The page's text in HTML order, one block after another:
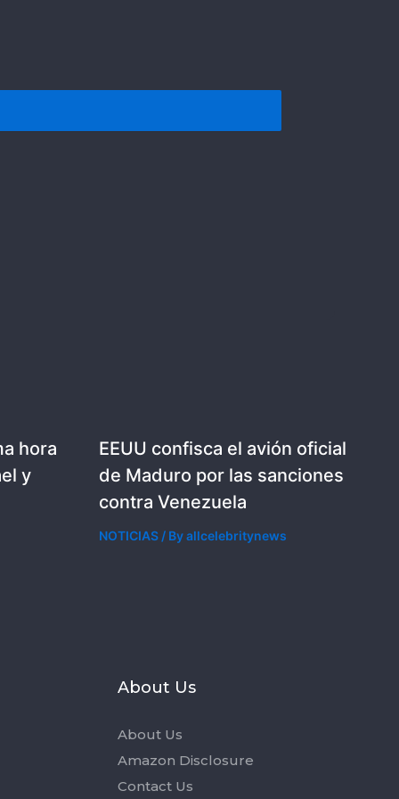
hora
y
EEUU confisca el avión oficial
de Maduro por las sanciones
contra Venezuela
NOTICIAS/ Byallcelebritynews
About Us
About Us
Amazon Disclosure
Contact Us